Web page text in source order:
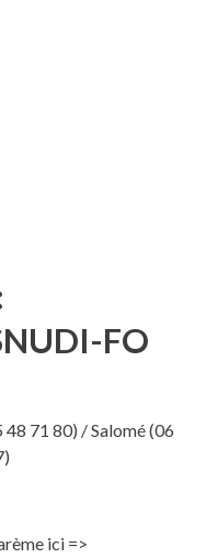
FO
71 80) / Salomé (06
ici =>